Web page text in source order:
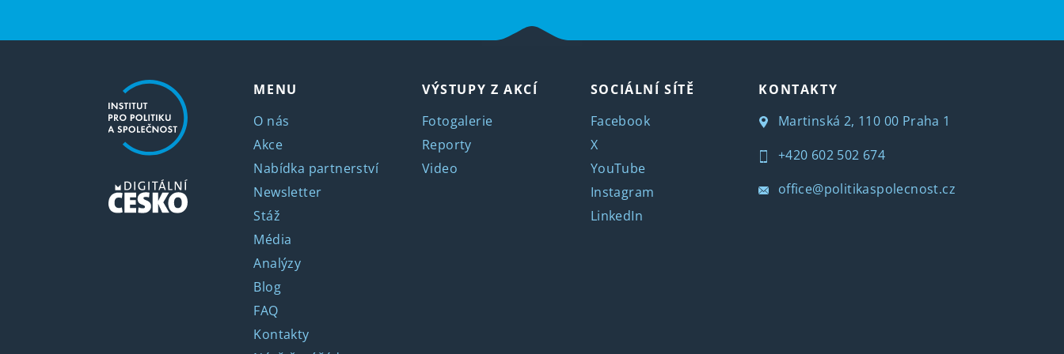
MENU
O nás
Akce
Nabídka partnerství
Newsletter
Stáž
Média
Analýzy
Blog
FAQ
Kontakty
VÝSTUPY Z AKCÍ
Fotogalerie
Reporty
Video
SOCIÁLNÍ SÍTĚ
Facebook
X
YouTube
Instagram
LinkedIn
KONTAKTY
Martinská 2, 110 00 Praha 1
+420 602 502 674
office@politikaspolecnost.cz